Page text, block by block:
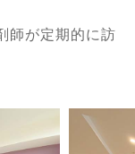
師が定期的に訪